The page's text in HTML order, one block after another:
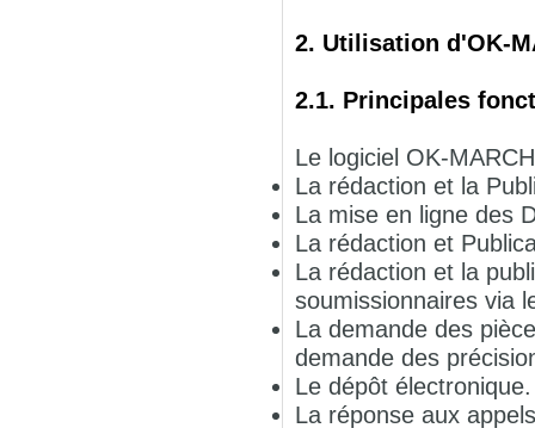
2. Utilisation d'OK-
2.1. Principales
Le logiciel OK-
La rédaction et la
La mise en ligne des
La rédaction et
La rédaction et la
soumissionnaires via
La demande des
demande des
Le dépôt électronique.
La réponse aux